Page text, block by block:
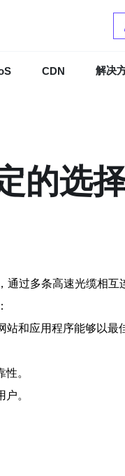
CDN 解决
的选择
过多条高速光缆相互
和应用程序能够以最
。
。